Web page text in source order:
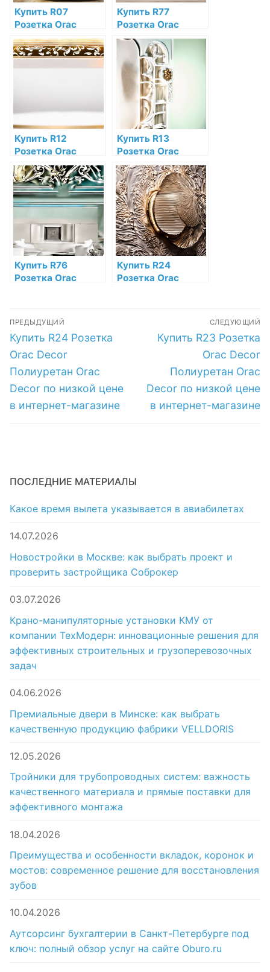
Купить R07
Розетка Orac
Decor Полиуретан
по низкой цене в
интернет-
Купить R77
Розетка Orac
Decor Полиуретан
Orac Decor по
низкой цене в
интернет-
магазине
Купить R12
Розетка Orac
Decor Полиуретан
Orac Decor по
низкой цене в
интернет-
Купить R13
Розетка Orac
Decor Полиуретан
Orac Decor по
низкой цене в
интернет-
магазине
Купить R76
Розетка Orac
низкой цене в
интернет-
магазине
Купить R24
Розетка Orac
магазине
Навигация
по
записям
ПРЕДЫДУЩИЙ
Предыдущая
запись:
Купить R24 Розетка
Orac Decor
Полиуретан Orac
Decor по низкой цене
в интернет-магазине
СЛЕДУЮЩИЙ
Следующая
Купить R23 Розетка
Orac Decor
Полиуретан Orac
Decor по низкой цене
в интернет-магазине
ПОСЛЕДНИЕ МАТЕРИАЛЫ
Какое время вылета указывается в авиабилетах
14.07.2026
Новостройки в Москве: как выбрать проект и
проверить застройщика Соброкер
03.07.2026
Крано-манипуляторные установки КМУ от
компании ТехМодерн: инновационные решения для
эффективных строительных и грузоперевозочных
задач
04.06.2026
Премиальные двери в Минске: как выбрать
качественную продукцию фабрики VELLDORIS
12.05.2026
Тройники для трубопроводных систем: важность
качественного материала и прямые поставки для
эффективного монтажа
18.04.2026
Преимущества и особенности вкладок, коронок и
мостов: современное решение для восстановления
зубов
10.04.2026
Аутсорсинг бухгалтерии в Санкт-Петербурге под
ключ: полный обзор услуг на сайте Oburo.ru